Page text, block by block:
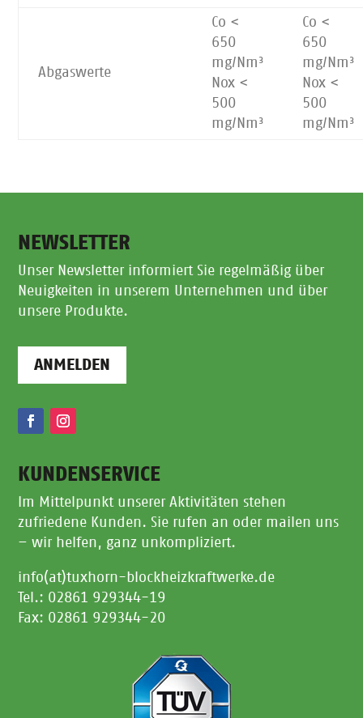
Abgaswerte
Co <
650
mg/Nm³
Nox <
500
mg/Nm³
Co <
650
mg/Nm³
Nox <
500
mg/Nm³
NEWSLETTER
Unser Newsletter informiert Sie regelmäßig über
Neuigkeiten in unserem Unternehmen und über
unsere Produkte.
ANMELDEN
KUNDENSERVICE
Im Mittelpunkt unserer Aktivitäten stehen
zufriedene Kunden. Sie rufen an oder mailen uns
– wir helfen, ganz unkompliziert.
info(at)tuxhorn-blockheizkraftwerke.de
Tel.: 02861 929344-19
Fax: 02861 929344-20